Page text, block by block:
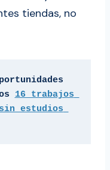
tiendas, no
16 trabajos
sin estudios